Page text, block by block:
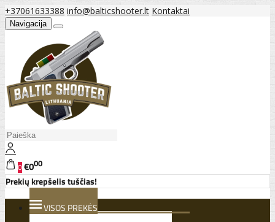
+37061633388 info@balticshooter.lt Kontaktai
Navigacija
0€000
Prekių krepšelis tuščias!
VISOS PREKĖS